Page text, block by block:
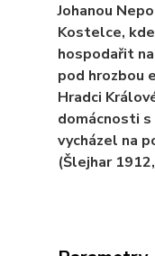
Johanou
Kostelce,
hospodařit
pod hrozbou
Hradci
domácnosti s
vycházel na
(Šlejhar